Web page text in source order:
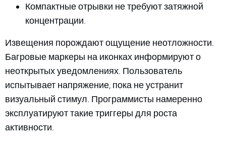
Компактные отрывки не требуют затяжной
концентрации.
Извещения порождают ощущение неотложности.
Багровые маркеры на иконках информируют о
неоткрытых уведомлениях. Пользователь
испытывает напряжение, пока не устранит
визуальный стимул. Программисты намеренно
эксплуатируют такие триггеры для роста
активности.